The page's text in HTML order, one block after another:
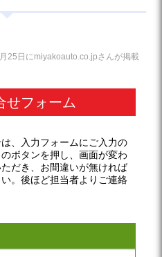
25日にmiyakoauto.co.jpさんが掲載
せフォーム
、入力フォームにご入力の
ボタンを押し、画面が変わ
だき、お間違いが無ければ
。後ほど担当者よりご連絡